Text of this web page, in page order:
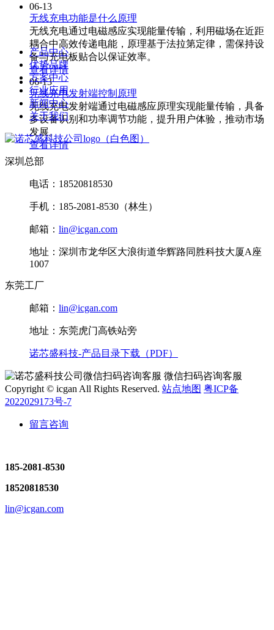
06-13
无线充电功能是什么原理
无线充电通过电磁感应实现能量传输，利用磁场在近距
耦合中高效传递电能，原理基于法拉第定律，需保持设
备与充电板贴合以保证效率。
查看详情
06-13
无线充电发射端控制原理
无线充电发射端通过电磁感应原理实现能量传输，具备
多设备识别和功率调节功能，提升用户体验，推动市场
发展。
查看详情
产品中心
优势品牌
方案中心
行业应用
新闻中心
关于我们
深圳总部
电话：18520818530
手机：185-2081-8530（林生）
邮箱： lin@icgan.com
地址：深圳市龙华区大浪街道华辉路同胜科技大厦A座
1007
东莞工厂
邮箱： lin@icgan.com
地址：东莞虎门高铁站旁
诺芯盛科技-产品目录下载（PDF）
微信扫码咨询客服
Copyright © icgan All Rights Reserved. 站点地图 粤ICP备
2022029173号-7
留言咨询
185-2081-8530
18520818530
lin@icgan.com